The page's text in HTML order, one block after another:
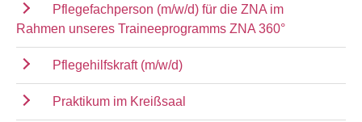
Pflegefachperson (m/w/d) für die ZNA im
Rahmen unseres Traineeprogramms ZNA 360°
Pflegehilfskraft (m/w/d)
Praktikum im Kreißsaal